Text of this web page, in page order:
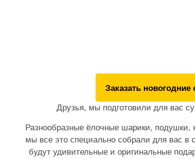
Заказать
Друзья, мы подготовили для вас
Разнообразные ёлочные шарики, подушки,
мы все это специально собрали для вас в
будут удивительные и оригинальные